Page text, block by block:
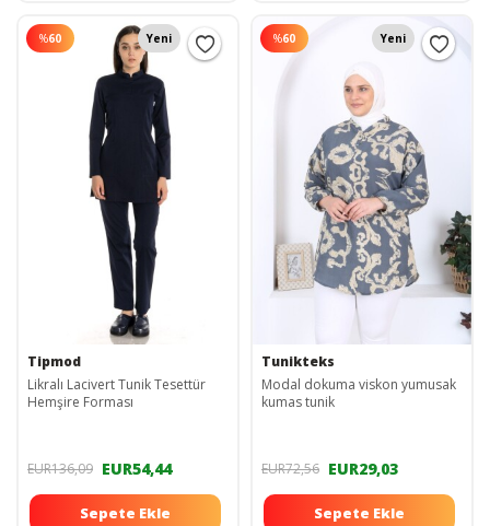
%60 Yeni
Tipmod
Likralı Lacivert Tunik Tesettür
Hemşire Forması
EUR136,09 EUR54,44
Sepete Ekle
%60 Yeni
Tunikteks
Modal dokuma viskon yumusak
kumas tunik
EUR72,56 EUR29,03
Sepete Ekle